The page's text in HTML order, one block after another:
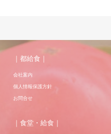
｜都給食｜
会社案内
個人情報保護方針
お問合せ
｜食堂・給食｜